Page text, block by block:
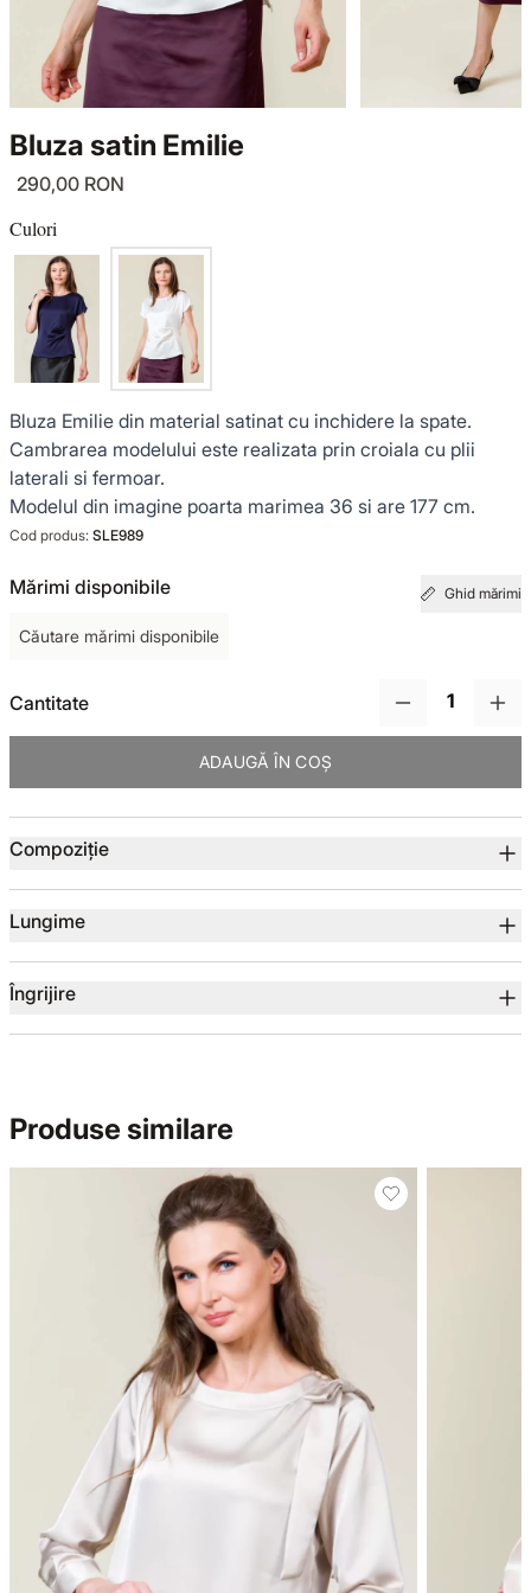
Bluza satin Emilie
290,00 RON
Culori
Bluza Emilie din material satinat cu inchidere la spate.
Cambrarea modelului este realizata prin croiala cu plii
laterali si fermoar.
Modelul din imagine poarta marimea 36 si are 177 cm.
Cod produs: SLE989
Mărimi disponibile Ghid mărimi
Căutare mărimi disponibile
Cantitate
ADAUGĂ ÎN COȘ
Compoziție
Lungime
Îngrijire
Produse similare
COMPLEURI
TRICOTAJE
GECI ȘI PALTOANE
ȚINUTE DE OCAZIE
NOUTĂȚI
COLECȚIA DIN IN
GARDEROBA DE VACANȚĂ
TOTUL DE LA -30% LA -65%
GECI ȘI PALTOANE
SACOURI ȘI JACHETE
VEZI TOATE REDUCERILE
SENSE LIMITED EDITION
OFFICE MOOD